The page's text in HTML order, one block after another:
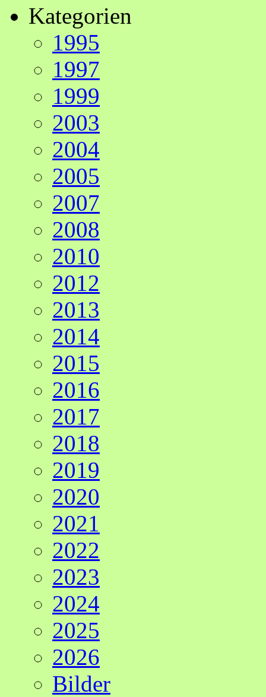
Kategorien
1995
1997
1999
2003
2004
2005
2007
2008
2010
2012
2013
2014
2015
2016
2017
2018
2019
2020
2021
2022
2023
2024
2025
2026
Bilder